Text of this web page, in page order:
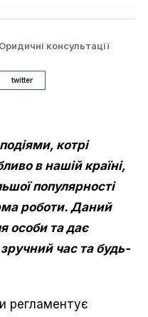
консультації
twitter
котрі
в нашій країні,
популярності
роботи. Даний
особи та дає
час та будь-
регламентує